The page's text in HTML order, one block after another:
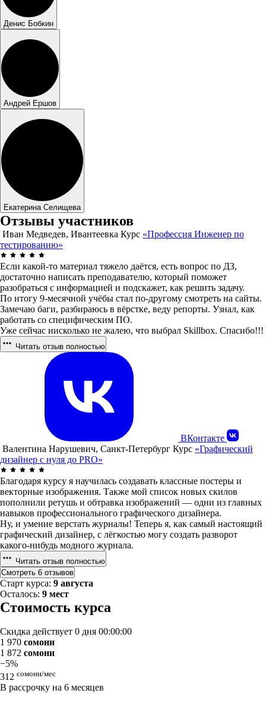
Денис Бобкин
Андрей Ершов
Екатерина Селищева
Отзывы участников
Иван Медведев, Ивантеевка Курс «Профессия Инженер по
тестированию»
Если какой-то материал тяжело даётся, есть вопрос по ДЗ,
достаточно написать преподавателю, который поможет
разобраться с информацией и подскажет, как решить задачу.
По итогу 9-месячной учёбы стал по-другому смотреть на сайты.
Замечаю баги, разбираюсь в вёрстке, веду репорты. Узнал, как
работать со специфическим ПО.
Уже сейчас нисколько не жалею, что выбрал Skillbox. Спасибо!!!
Читать отзыв полностью
ВКонтакте
Валентина Нарушевич, Санкт-Петербург Курс «Графический
дизайнер с нуля до PRO»
Благодаря курсу я научилась создавать классные постеры и
векторные изображения. Также мой список новых скилов
пополнили ретушь и обтравка изображений — одни из главных
навыков профессионального графического дизайнера.
Ну, и умение верстать журналы! Теперь я, как самый настоящий
графический дизайнер, с лёгкостью могу создать разворот
какого-нибудь модного журнала.
Читать отзыв полностью
Смотреть 6 отзывов
Старт курса: 9 августа
Осталось: 9 мест
Стоимость курса
Скидка действует 0 дня 00:00:00
1 970 сомони
1 872 сомони
−5%
312 сомони/мес
В рассрочку на 6 месяцев